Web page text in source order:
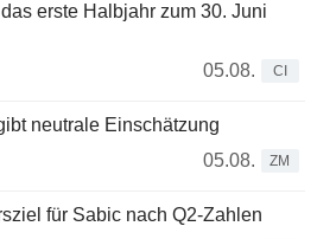
erste Halbjahr zum 30. Juni
05.08.
CI
neutrale Einschätzung
05.08.
ZM
für Sabic nach Q2-Zahlen